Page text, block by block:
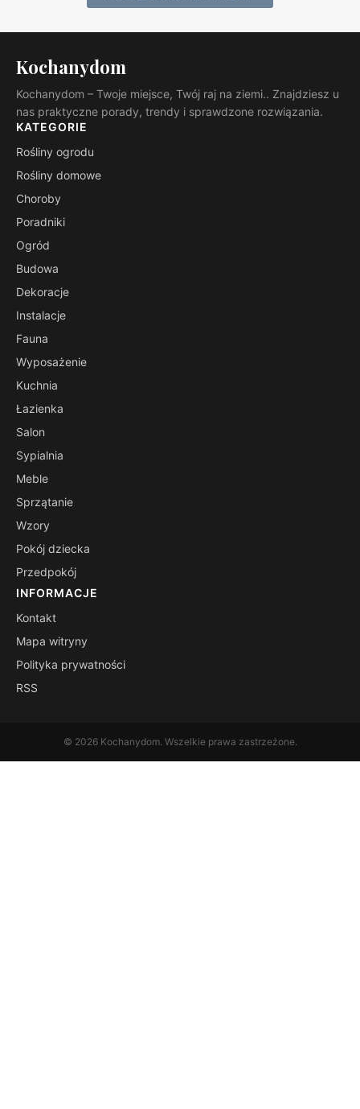
Kochanydom
Kochanydom – Twoje miejsce, Twój raj na ziemi.. Znajdziesz u
nas praktyczne porady, trendy i sprawdzone rozwiązania.
KATEGORIE
Rośliny ogrodu
Rośliny domowe
Choroby
Poradniki
Ogród
Budowa
Dekoracje
Instalacje
Fauna
Wyposażenie
Kuchnia
Łazienka
Salon
Sypialnia
Meble
Sprzątanie
Wzory
Pokój dziecka
Przedpokój
INFORMACJE
Kontakt
Mapa witryny
Polityka prywatności
RSS
© 2026 Kochanydom. Wszelkie prawa zastrzeżone.